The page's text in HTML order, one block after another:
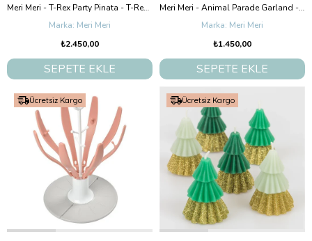
Meri Meri - T-Rex Party Pinata - T-Rex Pinyata
Meri Meri
₺2.450,00
SEPETE EKLE
Meri Meri - Animal Parade Garland - Hayvan Geçit Töreni Asılan Süs
Meri Meri
₺1.450,00
SEPETE EKLE
Ücretsiz Kargo Ücretsiz Kargo